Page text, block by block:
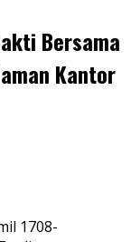
Bersama
Kantor
1708-